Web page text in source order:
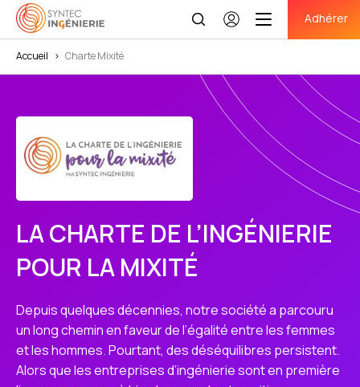
Se
Adhérer
Accueil > Charte Mixité
LA CHARTE DE L’INGÉNIERIE
POUR LA MIXITÉ
Depuis quelques décennies, notre société a parcouru
un long chemin en faveur de l’égalité entre les femmes
et les hommes. Pourtant, des déséquilibres persistent.
Alors que les entreprises d’ingénierie sont en première